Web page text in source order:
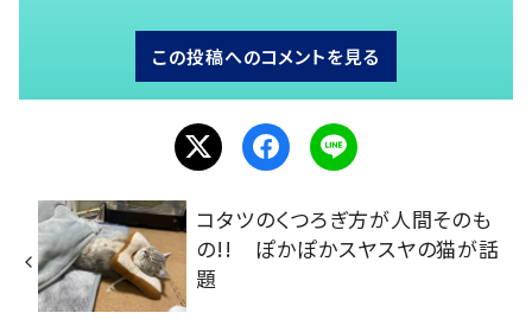
この投稿へのコメントを見る
コタツのくつろぎ方が人間そのも
の!! ぽかぽかスヤスヤの猫が話
題